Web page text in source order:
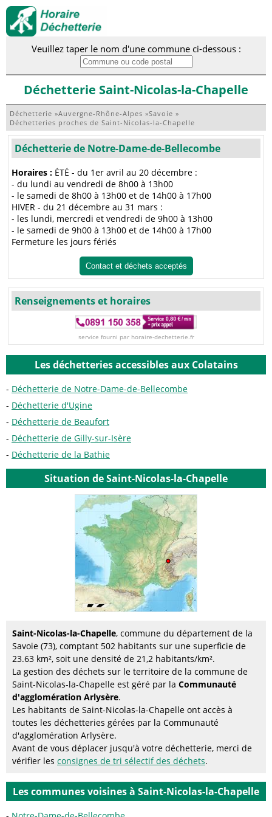
Veuillez taper le nom d'une commune ci-dessous :
Déchetterie Saint-Nicolas-la-Chapelle
Déchetterie »Auvergne-Rhône-Alpes »Savoie »
Déchetteries proches de Saint-Nicolas-la-Chapelle
Déchetterie de Notre-Dame-de-Bellecombe
Horaires : ÉTÉ - du 1er avril au 20 décembre :
- du lundi au vendredi de 8h00 à 13h00
- le samedi de 8h00 à 13h00 et de 14h00 à 17h00
HIVER - du 21 décembre au 31 mars :
- les lundi, mercredi et vendredi de 9h00 à 13h00
- le samedi de 9h00 à 13h00 et de 14h00 à 17h00
Fermeture les jours fériés
Contact et déchets acceptés
Renseignements et horaires
service fourni par horaire-dechetterie.fr
Les déchetteries accessibles aux Colatains
Déchetterie de Notre-Dame-de-Bellecombe
Déchetterie d'Ugine
Déchetterie de Beaufort
Déchetterie de Gilly-sur-Isère
Déchetterie de la Bathie
Situation de Saint-Nicolas-la-Chapelle
Saint-Nicolas-la-Chapelle, commune du département de la
Savoie (73), comptant 502 habitants sur une superficie de
23.63 km², soit une densité de 21,2 habitants/km².
La gestion des déchets sur le territoire de la commune de
Saint-Nicolas-la-Chapelle est géré par la Communauté
d'agglomération Arlysère.
Les habitants de Saint-Nicolas-la-Chapelle ont accès à
toutes les déchetteries gérées par la Communauté
d'agglomération Arlysère.
Avant de vous déplacer jusqu'à votre déchetterie, merci de
vérifier les consignes de tri sélectif des déchets.
Les communes voisines à Saint-Nicolas-la-Chapelle